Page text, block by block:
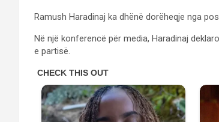
Ramush Haradinaj ka dhënë dorëheqje nga
Në një konferencë për media, Haradinaj
e partisë.